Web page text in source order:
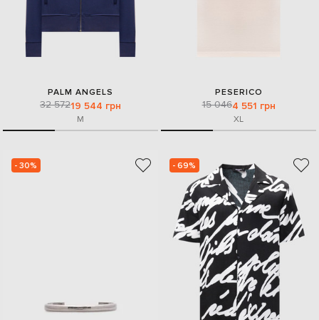
PALM ANGELS
32 57219 544 грн
M
PESERICO
15 0464 551 грн
XL
- 30% - 69%